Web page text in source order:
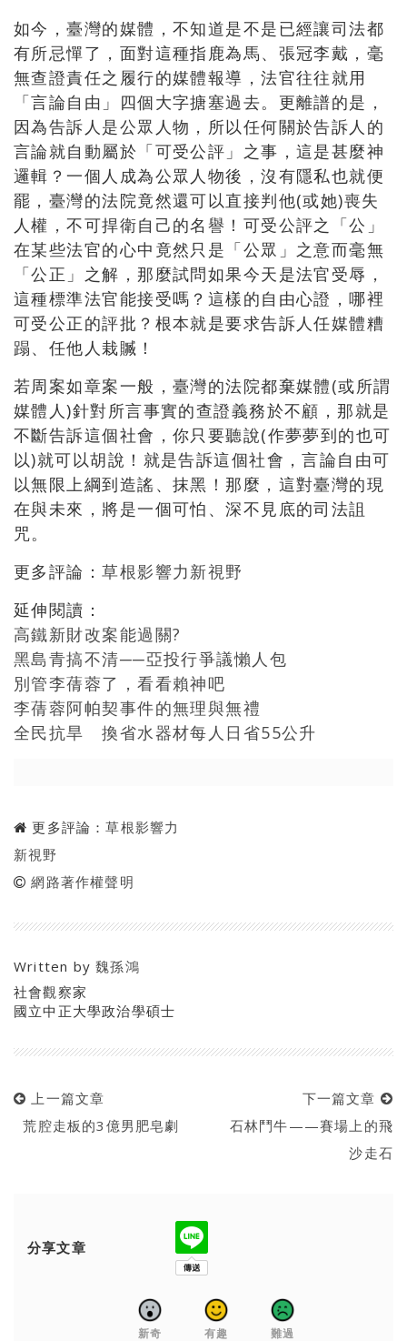
如今，臺灣的媒體，不知道是不是已經讓司法都
有所忌憚了，面對這種指鹿為馬、張冠李戴，毫
無查證責任之履行的媒體報導，法官往往就用
「言論自由」四個大字搪塞過去。更離譜的是，
因為告訴人是公眾人物，所以任何關於告訴人的
言論就自動屬於「可受公評」之事，這是甚麼神
邏輯？一個人成為公眾人物後，沒有隱私也就便
罷，臺灣的法院竟然還可以直接判他(或她)喪失
人權，不可捍衛自己的名譽！可受公評之「公」
在某些法官的心中竟然只是「公眾」之意而毫無
「公正」之解，那麼試問如果今天是法官受辱，
這種標準法官能接受嗎？這樣的自由心證，哪裡
可受公正的評批？根本就是要求告訴人任媒體糟
蹋、任他人栽贓！
若周案如章案一般，臺灣的法院都棄媒體(或所謂
媒體人)針對所言事實的查證義務於不顧，那就是
不斷告訴這個社會，你只要聽說(作夢夢到的也可
以)就可以胡說！就是告訴這個社會，言論自由可
以無限上綱到造謠、抹黑！那麼，這對臺灣的現
在與未來，將是一個可怕、深不見底的司法詛
咒。
更多評論：草根影響力新視野
延伸閱讀：
高鐵新財改案能過關?
黑島青搞不清──亞投行爭議懶人包
別管李蒨蓉了，看看賴神吧
李蒨蓉阿帕契事件的無理與無禮
全民抗旱 換省水器材每人日省55公升
更多評論：草根影響力
新視野
網路著作權聲明
Written by魏孫鴻
社會觀察家
國立中正大學政治學碩士
上一篇文章
荒腔走板的3億男肥皂劇
下一篇文章
石林鬥牛——賽場上的飛
沙走石
分享文章
新奇 有趣 難過